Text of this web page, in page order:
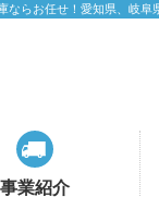
ならお任せ！愛知県、岐
事業紹介